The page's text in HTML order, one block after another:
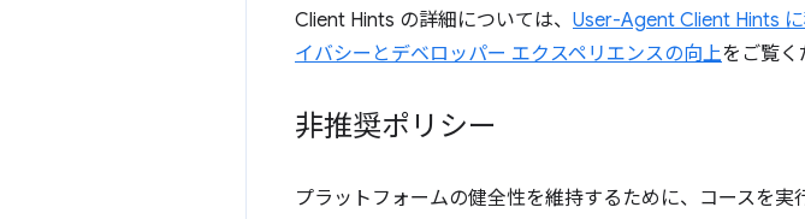
Client Hints の詳細については、 User-Agent Client Hints
イバシーとデベロッパー エクスペリエンスの向上をご覧く
非推奨ポリシー
プラットフォームの健全性を維持するために、コースを